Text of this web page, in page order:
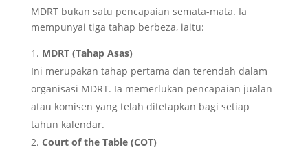
MDRT bukan satu pencapaian semata-mata. Ia
mempunyai tiga tahap berbeza, iaitu:
MDRT (Tahap Asas)
Ini merupakan tahap pertama dan terendah dalam
organisasi MDRT. Ia memerlukan pencapaian jualan
atau komisen yang telah ditetapkan bagi setiap
tahun kalendar.
Court of the Table (COT)